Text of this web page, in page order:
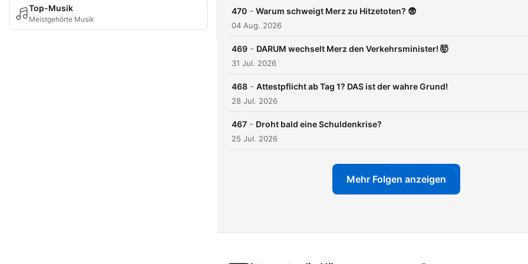
Top-Musik
Meistgehörte Musik
https://go.fillter.me/maurice
https://
470 - Warum schweigt Merz zu Hitzetoten? 😨
04 Aug. 2026
469 - DARUM wechselt Merz den Verkehrsminister! 🤯
31 Jul. 2026
468 - Attestpflicht ab Tag 1? DAS ist der wahre Grund!
28 Jul. 2026
467 - Droht bald eine Schuldenkrise?
25 Jul. 2026
Mehr Folgen anzeigen